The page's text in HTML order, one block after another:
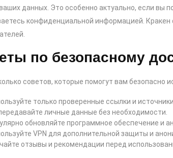
данных. Это особенно актуально, если вы
конфиденциальной информацией. Кракен
по безопасному
советов, которые помогут вам безопасно
только проверенные ссылки и источники.
личные данные без необходимости.
обновляйте программное обеспечение и
VPN для дополнительной защиты и
отзывы и рекомендации перед